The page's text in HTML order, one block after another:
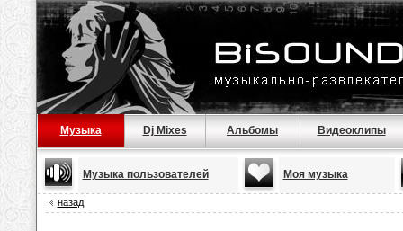
Музыка Dj Mixes Альбомы Видеоклипы
Музыка пользователей Моя музыка
назад